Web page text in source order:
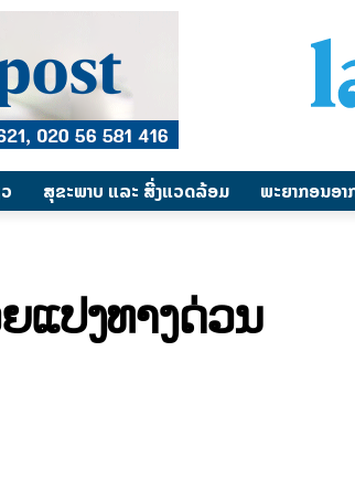
ສຸຂະພາບ ແລະ ສີ່ງແວດລ້ອມ ພະຍາກອນອາ
ປງທາງດ່ວນ